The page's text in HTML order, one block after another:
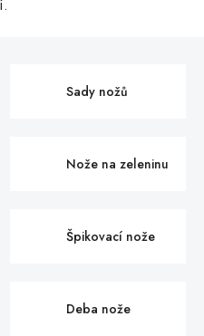
Sady nožů
Nože na zeleninu
Špikovací nože
Deba nože